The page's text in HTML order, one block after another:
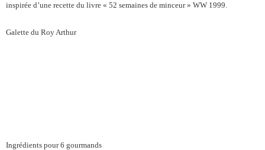
inspirée d’une recette du livre « 52 semaines de minceur » WW 1999.
Galette du Roy Arthur
Ingrédients pour 6 gourmands